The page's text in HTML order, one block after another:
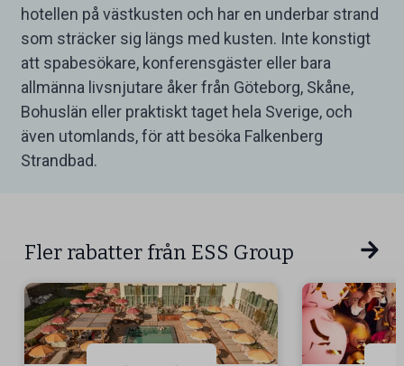
hotellen på västkusten och har en underbar strand
som sträcker sig längs med kusten. Inte konstigt
att spabesökare, konferensgäster eller bara
allmänna livsnjutare åker från Göteborg, Skåne,
Bohuslän eller praktiskt taget hela Sverige, och
även utomlands, för att besöka Falkenberg
Strandbad.
Fler rabatter från ESS Group